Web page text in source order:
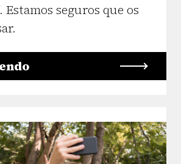
Estamos seguros que os